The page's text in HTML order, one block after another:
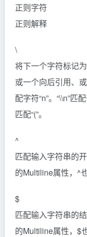
正则字符
正则解释
\
将下一个字符标记
或一个向后引用、
配字符“n”。“\\n”匹
匹配“(”。
^
匹配输入字符串的
的Multiline属性，^也
$
匹配输入字符串的
的Multiline属性，$